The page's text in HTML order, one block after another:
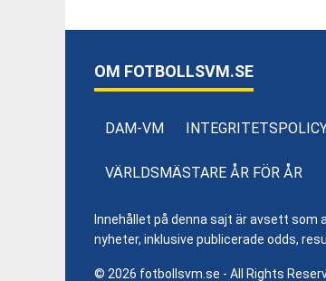
OM FOTBOLLSVM.SE
DAM-VM
VÄRLDSMÄSTARE ÅR FÖR ÅR
Innehållet på denna sajt är avsett
nyheter, inklusive publicerade odds,
© 2026 fotbollsvm.se - All Rights